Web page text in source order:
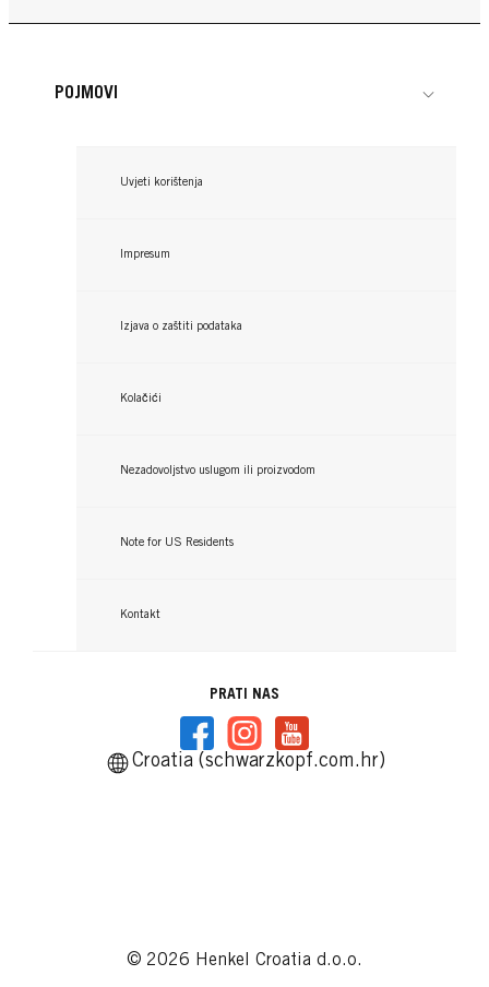
POJMOVI
Uvjeti korištenja
Impresum
Izjava o zaštiti podataka
Kolačići
Nezadovoljstvo uslugom ili proizvodom
Note for US Residents
Kontakt
PRATI NAS
Croatia (schwarzkopf.com.hr)
© 2026 Henkel Croatia d.o.o.